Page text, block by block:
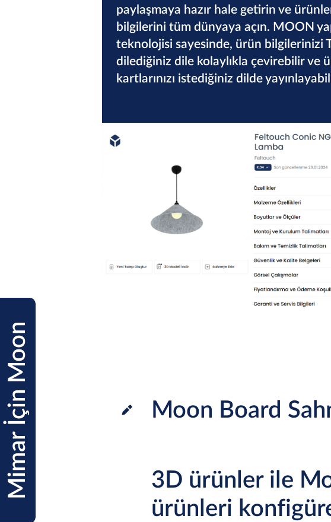
Mimar İçin Moon
paylaşmaya hazır hale getirin ve
bilgilerini tüm dünyaya açın. MOON
teknolojisi sayesinde, ürün bilgilerinizi
dilediğiniz dile kolaylıkla çevirebilir ve
kartlarınızı istediğiniz dilde
Moon Board
3D ürünler ile
ürünleri